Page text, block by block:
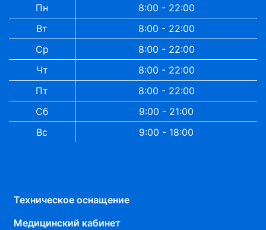
Пн
8:00 - 22:00
Вт
8:00 - 22:00
Ср
8:00 - 22:00
Чт
8:00 - 22:00
Пт
8:00 - 22:00
Сб
9:00 - 21:00
Вс
9:00 - 18:00
Техническое оснащение
Медицинский кабинет